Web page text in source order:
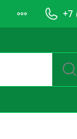
+7